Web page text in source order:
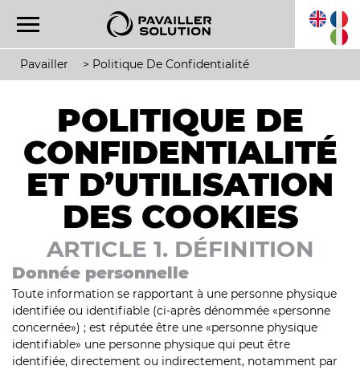
Pavailler > Politique De Confidentialité
POLITIQUE DE
CONFIDENTIALITÉ
ET D’UTILISATION
DES COOKIES
ARTICLE 1. DÉFINITION
Donnée personnelle
Toute information se rapportant à une personne physique
identifiée ou identifiable (ci-après dénommée «personne
concernée») ; est réputée être une «personne physique
identifiable» une personne physique qui peut être
identifiée, directement ou indirectement, notamment par